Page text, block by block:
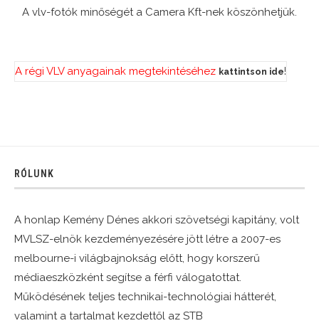
A vlv-fotók minőségét a Camera Kft-nek köszönhetjük.
A régi VLV anyagainak megtekintéséhez kattintson ide!
RÓLUNK
A honlap Kemény Dénes akkori szövetségi kapitány, volt
MVLSZ-elnök kezdeményezésére jött létre a 2007-es
melbourne-i világbajnokság előtt, hogy korszerű
médiaeszközként segítse a férfi válogatottat.
Működésének teljes technikai-technológiai hátterét,
valamint a tartalmat kezdettől az STB